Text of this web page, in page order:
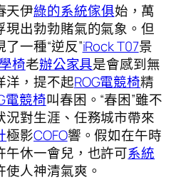
天伊綠的系統傢俱始，萬
現出勃勃賭氣的氣象。但
一種“逆反”iRock T07景
椅老辦公家具是會感到無
洋，提不起ROG電競椅精
電競椅叫春困。“春困”雖不
況對生涯、任務城市帶來
極影COFO響。假如在午時
午休一會兒，也許可系統
使人神清氣爽。